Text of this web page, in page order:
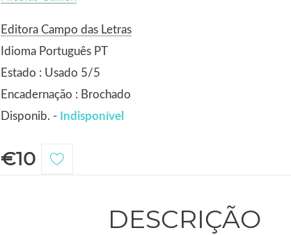
Editora Campo das Letras
Idioma Português PT
Estado : Usado 5/5
Encadernação : Brochado
Disponib. - Indisponível
€10
DESCRIÇÃO